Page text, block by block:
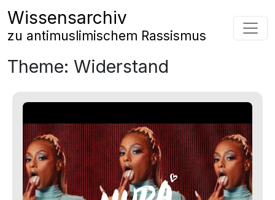
Zum Inhalt springen
Hauptnavigation
Wissensarchiv
zu antimuslimischem Rassismus
Theme: Widerstand